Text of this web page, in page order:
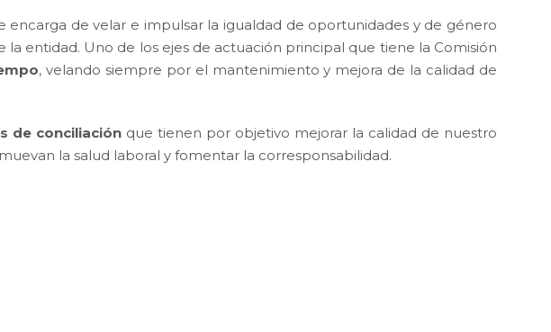
de velar e impulsar la igualdad de oportunidades y de género
entidad. Uno de los ejes de actuación principal que tiene la Comisión
, velando siempre por el mantenimiento y mejora de la calidad de
de conciliaciónque tienen por objetivo mejorar la calidad de nuestro
la salud laboral y fomentar la corresponsabilidad.